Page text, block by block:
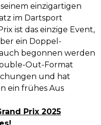
einzigartigen
im Dartsport
ist das einzige Event,
ein Doppel-
begonnen werden
Out-Format
und hat
ein frühes Aus
Prix 2025